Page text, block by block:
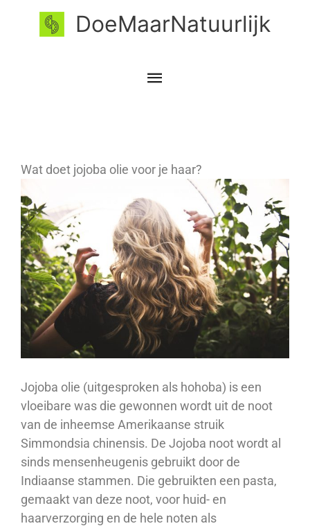
DoeMaarNatuurlijk
Hoofdmenu
Wat doet jojoba olie voor je haar?
Jojoba olie (uitgesproken als hohoba) is een
vloeibare was die gewonnen wordt uit de noot
van de inheemse Amerikaanse struik
Simmondsia chinensis. De Jojoba noot wordt al
sinds mensenheugenis gebruikt door de
Indiaanse stammen. Die gebruikten een pasta,
gemaakt van deze noot, voor huid- en
haarverzorging en de hele noten als